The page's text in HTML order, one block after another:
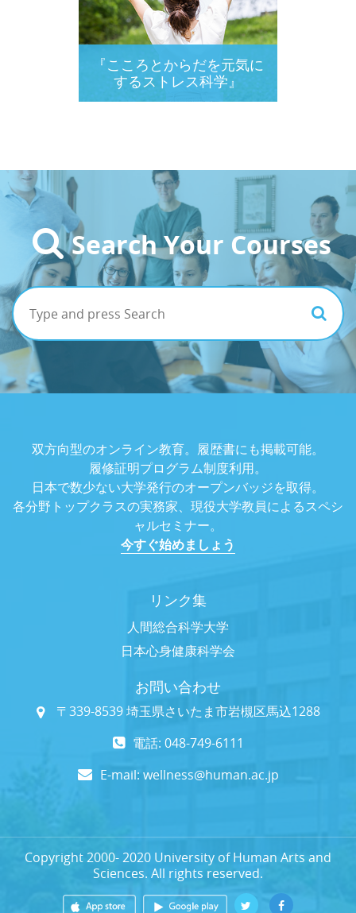
『こころとからだを元気に
するストレス科学』
Search Your Courses
双方向型のオンライン教育。履歴書にも掲載可能。
履修証明プログラム制度利用。
日本で数少ない大学発行のオープンバッジを取得。
各分野トップクラスの実務家、現役大学教員によるスペシ
ャルセミナー。
今すぐ始めましょう
リンク集
人間総合科学大学
日本心身健康科学会
お問い合わせ
〒339-8539 埼玉県さいたま市岩槻区馬込1288
電話: 048-749-6111
E-mail: wellness@human.ac.jp
Copyright 2000- 2020 University of Human Arts and
Sciences. All rights reserved.